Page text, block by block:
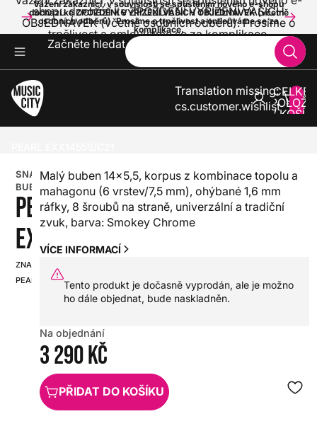
Vážení zákazníci, v souvislosti se spuštěním nového e-shopu
dochází ke ZPOŽDĚNÍ VYŘÍZENÍ VAŠICH OBJEDNÁVEK (včetně
osobních odběrů). Prosíme o trpělivost a omlouváme se za
komplikace.
shopu dochází ke ZPOŽDĚNÍ VYŘÍZENÍ VAŠICH
OBJEDNÁVEK (včetně osobních odběrů). Prosíme o
trpělivost a omlouváme se za komplikace.
Začněte hledat
Translation missing:
cs.customer.wishlist
V
0
SNARE
BUBÍNEK
PEARL
EXX1455S/C21
ZNAČKA:
PEARL
HX0000000060742
Malý buben 14x5,5, korpus z kombinace topolu a
mahagonu (6 vrstev/7,5 mm), ohýbané 1,6 mm
ráfky, 8 šroubů na straně, univerzální a tradiční
zvuk, barva: Smokey Chrome
VÍCE INFORMACÍ
Tento produkt je dočasně vyprodán, ale je možno
ho dále objednat, bude naskladněn.
Na objednání
3 290 Kč
PŘIDAT DO KOŠÍKU